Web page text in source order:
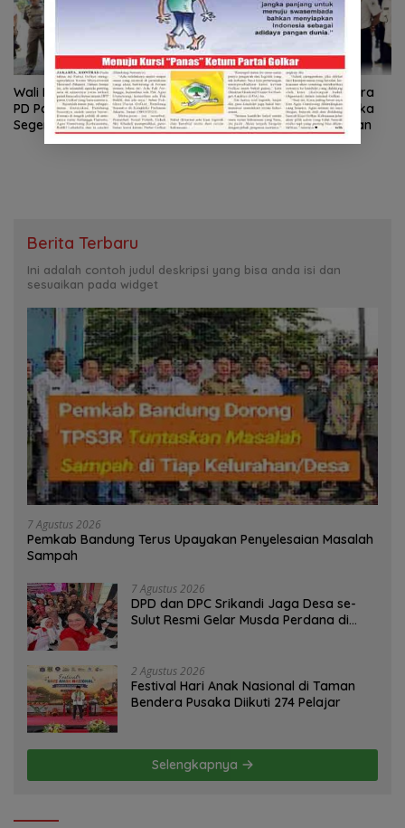
Wali Kota Jaksel: Revitalisasi
PD Pasar Minggu Perlu
Segera Dilakukan
Apel Pagi Bersama Secara
Virtual Jajaran LP Terbuka
Kelas IIB Nusakambangan
Berita Terbaru
Ini adalah contoh judul deskripsi yang bisa anda isi dan
sesuaikan pada widget
7 Agustus 2026
Pemkab Bandung Terus Upayakan Penyelesaian Masalah
Sampah
7 Agustus 2026
DPD dan DPC Srikandi Jaga Desa se-
Sulut Resmi Gelar Musda Perdana di
2 Agustus 2026
Festival Hari Anak Nasional di Taman
Bendera Pusaka Diikuti 274 Pelajar
Selengkapnya